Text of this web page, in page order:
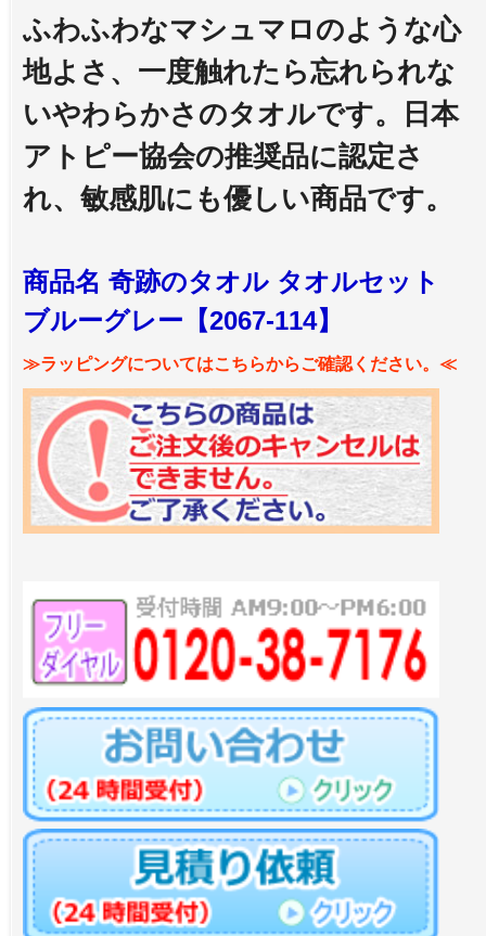
ふわふわなマシュマロのような心
地よさ、一度触れたら忘れられな
いやわらかさのタオルです。日本
アトピー協会の推奨品に認定さ
れ、敏感肌にも優しい商品です。
商品名 奇跡のタオル タオルセット
ブルーグレー【2067-114】
≫ラッピングについてはこちらからご確認ください。≪